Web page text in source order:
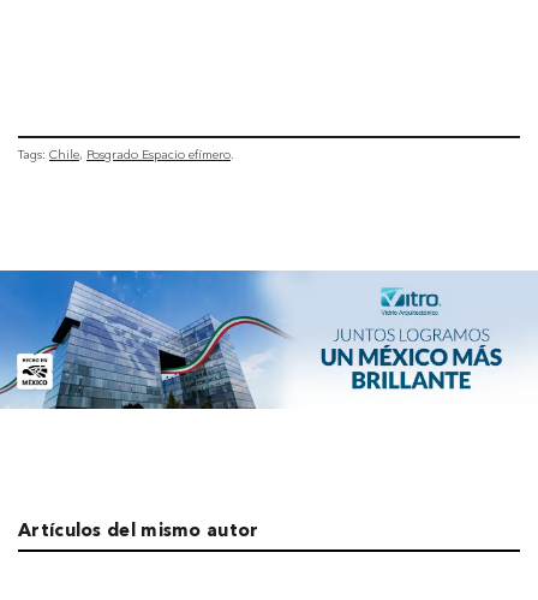
Tags: Chile Posgrado Espacio efímero
Artículos del mismo autor